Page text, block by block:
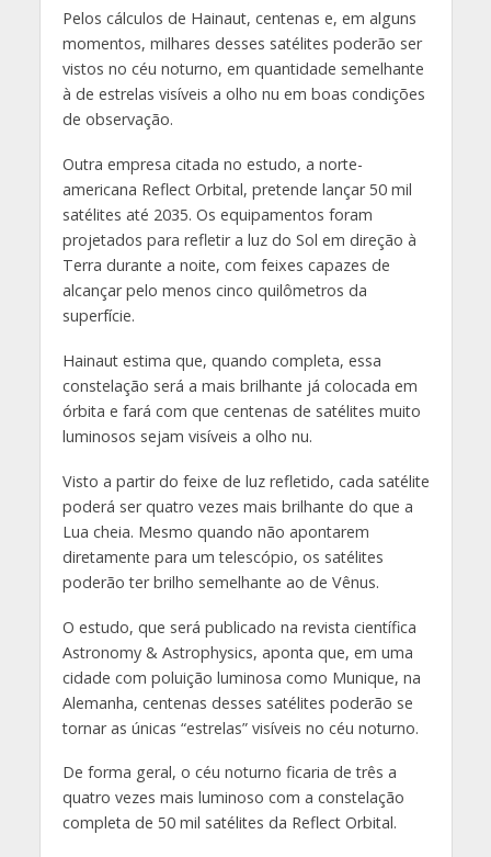
Pelos cálculos de Hainaut, centenas e, em alguns
momentos, milhares desses satélites poderão ser
vistos no céu noturno, em quantidade semelhante
à de estrelas visíveis a olho nu em boas condições
de observação.
Outra empresa citada no estudo, a norte-
americana Reflect Orbital, pretende lançar 50 mil
satélites até 2035. Os equipamentos foram
projetados para refletir a luz do Sol em direção à
Terra durante a noite, com feixes capazes de
alcançar pelo menos cinco quilômetros da
superfície.
Hainaut estima que, quando completa, essa
constelação será a mais brilhante já colocada em
órbita e fará com que centenas de satélites muito
luminosos sejam visíveis a olho nu.
Visto a partir do feixe de luz refletido, cada satélite
poderá ser quatro vezes mais brilhante do que a
Lua cheia. Mesmo quando não apontarem
diretamente para um telescópio, os satélites
poderão ter brilho semelhante ao de Vênus.
O estudo, que será publicado na revista científica
Astronomy & Astrophysics, aponta que, em uma
cidade com poluição luminosa como Munique, na
Alemanha, centenas desses satélites poderão se
tornar as únicas “estrelas” visíveis no céu noturno.
De forma geral, o céu noturno ficaria de três a
quatro vezes mais luminoso com a constelação
completa de 50 mil satélites da Reflect Orbital.